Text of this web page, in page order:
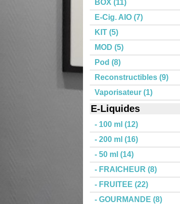
BOX (11)
E-Cig. AIO (7)
KIT (5)
MOD (5)
Pod (8)
Reconstructibles (9)
Vaporisateur (1)
E-Liquides
- 100 ml (12)
- 200 ml (16)
- 50 ml (14)
- FRAICHEUR (8)
- FRUITEE (22)
- GOURMANDE (8)